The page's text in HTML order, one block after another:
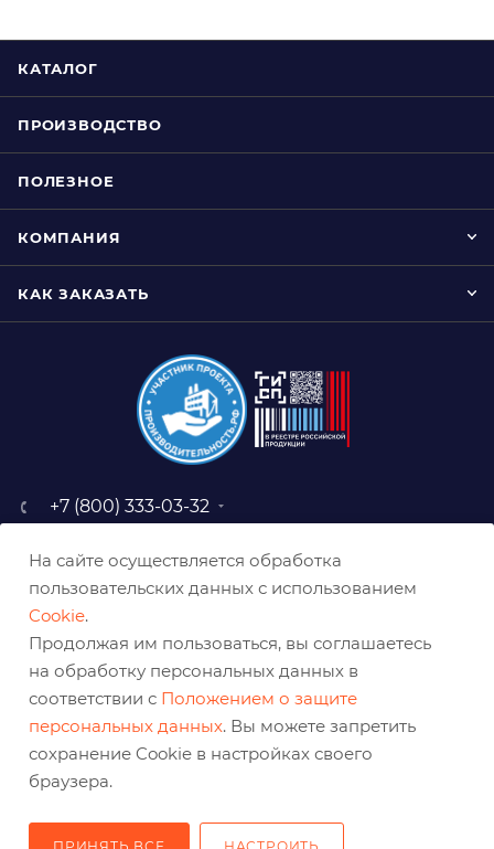
КАТАЛОГ
ПРОИЗВОДСТВО
ПОЛЕЗНОЕ
КОМПАНИЯ
КАК ЗАКАЗАТЬ
+7 (800) 333-03-32
baz@belabraziv.ru
308009, Россия, г. Белгород,
На сайте осуществляется обработка
пользовательских данных с использованием
Cookie.
Продолжая им пользоваться, вы соглашаетесь
на обработку персональных данных в
соответствии с Положением о защите
персональных данных. Вы можете запретить
сохранение Cookie в настройках своего
браузера.